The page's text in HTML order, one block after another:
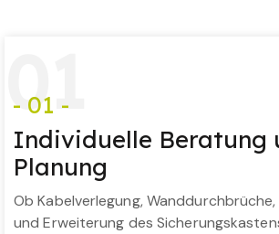
01
- 01 -
Individuelle Beratung
Planung
Ob Kabelverlegung,
und Erweiterung des